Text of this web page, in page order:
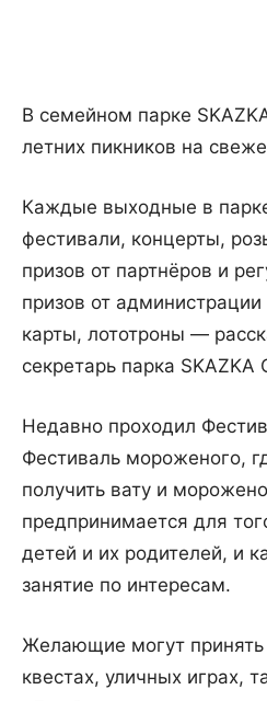
В семейном парке
летних пикников на
Каждые выходные в
фестивали, концерты,
призов от партнёров и
призов от
карты, лототроны —
секретарь парка SKAZKA
Недавно проходил
Фестиваль мороженого,
получить вату и
предпринимается для
детей и их родителей, и
занятие по интересам.
Желающие могут принять
квестах, уличных играх,